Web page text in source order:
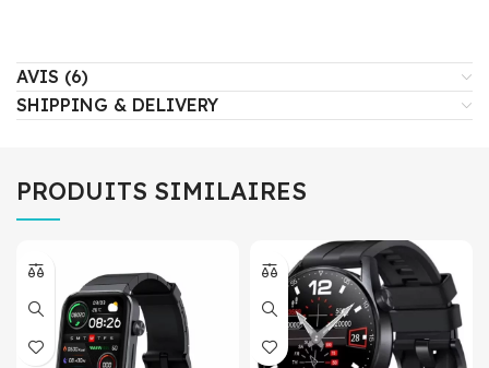
AVIS (6)
SHIPPING & DELIVERY
PRODUITS SIMILAIRES